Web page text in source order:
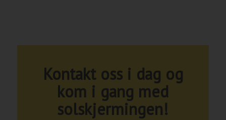
Kontakt oss i dag og
kom i gang med
solskjermingen!